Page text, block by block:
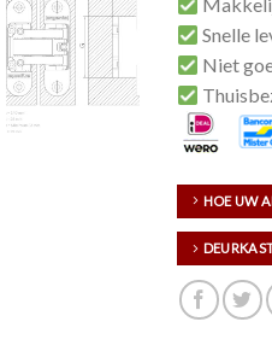
Snelle
Niet
HOE UW